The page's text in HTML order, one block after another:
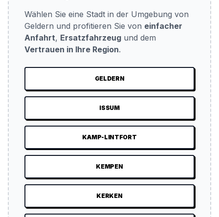
Wählen Sie eine Stadt in der Umgebung von
Geldern und profitieren Sie von einfacher
Anfahrt, Ersatzfahrzeug und dem
Vertrauen in Ihre Region.
GELDERN
ISSUM
KAMP-LINTFORT
KEMPEN
KERKEN